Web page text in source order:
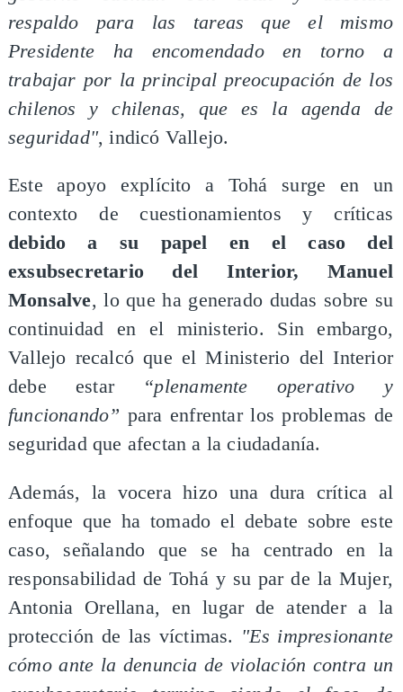
respaldo para las tareas que el mismo
Presidente ha encomendado en torno a
trabajar por la principal preocupación de los
chilenos y chilenas, que es la agenda de
seguridad", indicó Vallejo.
Este apoyo explícito a Tohá surge en un
contexto de cuestionamientos y críticas
debido a su papel en el caso del
exsubsecretario del Interior, Manuel
Monsalve, lo que ha generado dudas sobre su
continuidad en el ministerio. Sin embargo,
Vallejo recalcó que el Ministerio del Interior
debe estar
“plenamente operativo y
funcionando” para enfrentar los problemas de
seguridad que afectan a la ciudadanía.
Además, la vocera hizo una dura crítica al
enfoque que ha tomado el debate sobre este
caso, señalando que se ha centrado en la
responsabilidad de Tohá y su par de la Mujer,
Antonia Orellana, en lugar de atender a la
protección de las víctimas. "Es impresionante
cómo ante la denuncia de violación contra un